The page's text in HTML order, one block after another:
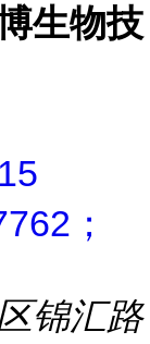
生物技
；
锦汇路